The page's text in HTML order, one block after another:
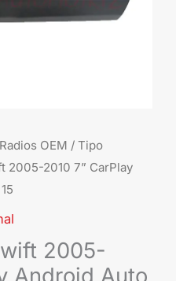
Radios OEM / Tipo
2005-2010 7” CarPlay
2005-
Android Auto